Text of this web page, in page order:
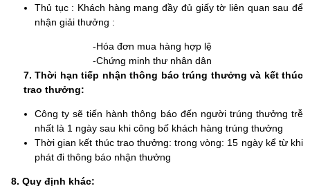
Thủ tục : Khách hàng mang đầy đủ giấy tờ liên quan sau để
nhận giải thưởng :
-Hóa đơn mua hàng hợp lệ
-Chứng minh thư nhân dân
7. Thời hạn tiếp nhận thông báo trúng thưởng và kết thúc
trao thưởng:
Công ty sẽ tiến hành thông báo đến người trúng thưởng trễ
nhất là 1 ngày sau khi công bố khách hàng trúng thưởng
Thời gian kết thúc trao thưởng: trong vòng: 15 ngày kể từ khi
phát đi thông báo nhận thưởng
8. Quy định khác: